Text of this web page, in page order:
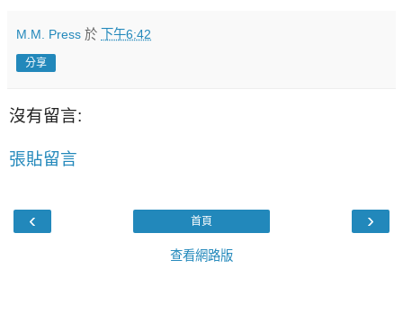
M.M. Press 於 下午6:42
分享
沒有留言:
張貼留言
‹ ›
首頁
查看網路版